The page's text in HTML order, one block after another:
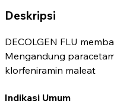
Deskripsi
DECOLGEN FLU
Mengandung
klorfeniramin maleat
Indikasi Umum